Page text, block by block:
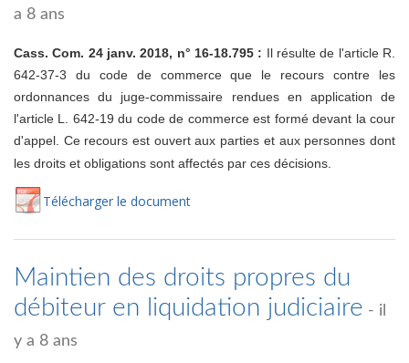
a 8 ans
Cass. Com. 24 janv. 2018, n° 16-18.795 : Il résulte de l'article R.
642-37-3 du code de commerce que le recours contre les
ordonnances du juge-commissaire rendues en application de
l'article L. 642-19 du code de commerce est formé devant la cour
d'appel. Ce recours est ouvert aux parties et aux personnes dont
les droits et obligations sont affectés par ces décisions.
Télécharger le document
Maintien des droits propres du
débiteur en liquidation judiciaire - il
y a 8 ans